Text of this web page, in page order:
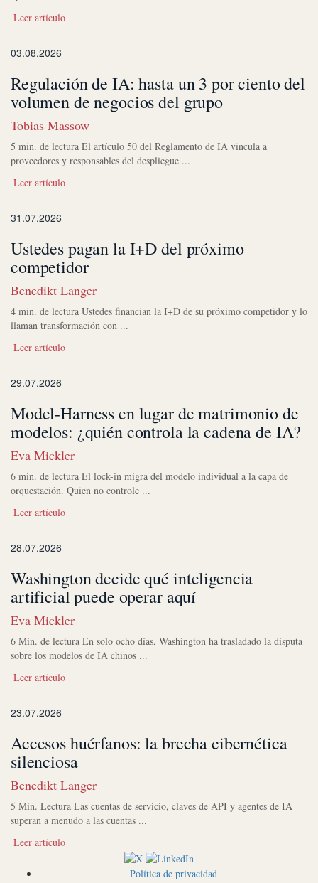
Leer artículo
03.08.2026
Regulación de IA: hasta un 3 por ciento del
volumen de negocios del grupo
Tobias Massow
5 min. de lectura El artículo 50 del Reglamento de IA vincula a
proveedores y responsables del despliegue ...
Leer artículo
31.07.2026
Ustedes pagan la I+D del próximo
competidor
Benedikt Langer
4 min. de lectura Ustedes financian la I+D de su próximo competidor y lo
llaman transformación con ...
Leer artículo
29.07.2026
Model-Harness en lugar de matrimonio de
modelos: ¿quién controla la cadena de IA?
Eva Mickler
6 min. de lectura El lock-in migra del modelo individual a la capa de
orquestación. Quien no controle ...
Leer artículo
28.07.2026
Washington decide qué inteligencia
artificial puede operar aquí
Eva Mickler
6 Min. de lectura En solo ocho días, Washington ha trasladado la disputa
sobre los modelos de IA chinos ...
Leer artículo
23.07.2026
Accesos huérfanos: la brecha cibernética
silenciosa
Benedikt Langer
5 Min. Lectura Las cuentas de servicio, claves de API y agentes de IA
superan a menudo a las cuentas ...
Leer artículo
Política de privacidad